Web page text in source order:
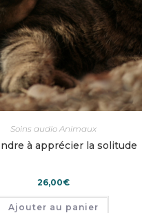
Soins audio Animaux
à apprécier la solitude
26,00€
Ajouter au panier